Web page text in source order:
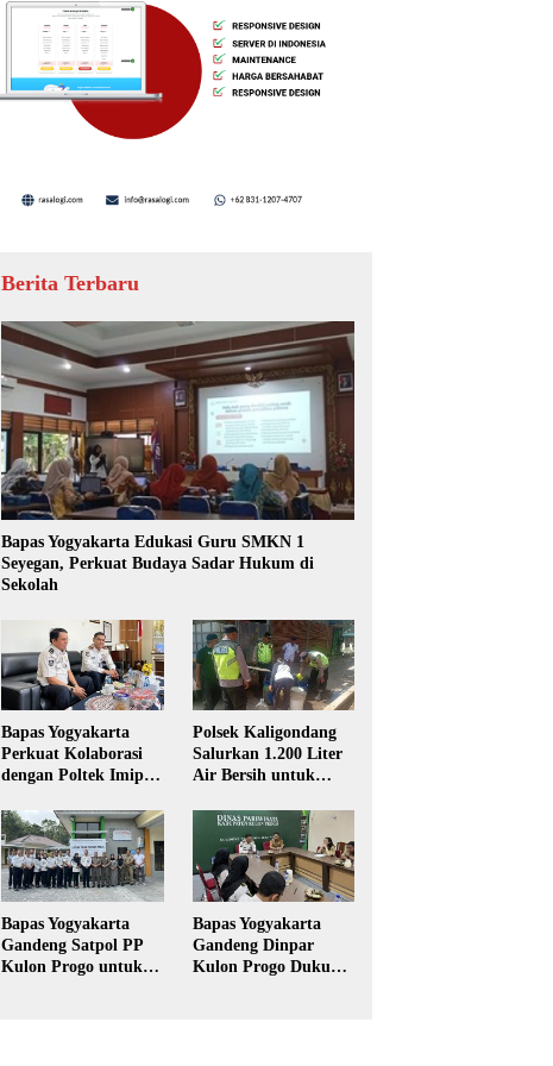
Berita Terbaru
Bapas Yogyakarta Edukasi Guru SMKN 1
Seyegan, Perkuat Budaya Sadar Hukum di
Sekolah
Bapas Yogyakarta
Perkuat Kolaborasi
dengan Poltek Imipas,
Magang Taruna
Polsek Kaligondang
Salurkan 1.200 Liter
Air Bersih untuk
Kekeringan di
Purbalingga
Bapas Yogyakarta
Gandeng Satpol PP
Kulon Progo untuk
Bapas Yogyakarta
Gandeng Dinpar
Kulon Progo Dukung